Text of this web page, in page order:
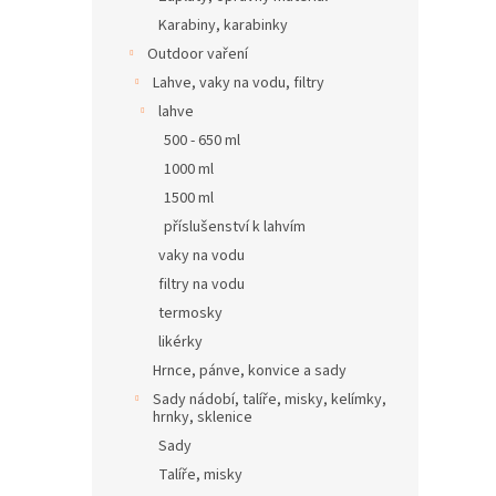
Karabiny, karabinky
Outdoor vaření
Lahve, vaky na vodu, filtry
lahve
500 - 650 ml
1000 ml
1500 ml
příslušenství k lahvím
vaky na vodu
filtry na vodu
termosky
likérky
Hrnce, pánve, konvice a sady
Sady nádobí, talíře, misky, kelímky,
hrnky, sklenice
Sady
Talíře, misky